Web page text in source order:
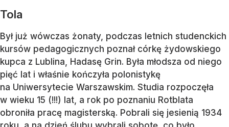
Tola
Był już wówczas żonaty, podczas letnich studenckich
kursów pedagogicznych poznał córkę żydowskiego
kupca z Lublina, Hadasę Grin. Była młodsza od niego
pięć lat i właśnie kończyła polonistykę
na Uniwersytecie Warszawskim. Studia rozpoczęła
w wieku 15 (!!!) lat, a rok po poznaniu Rotblata
obroniła pracę magisterską. Pobrali się jesienią 1934